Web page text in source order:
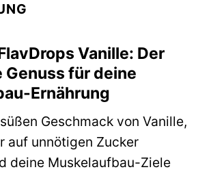
Vanille: Der
für deine
Ernährung
Geschmack von Vanille,
auf unnötigen Zucker
deine Muskelaufbau-Ziele